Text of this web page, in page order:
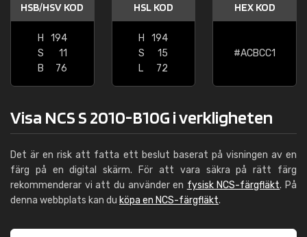
HSB/HSV KOD
H
194
S
11
B
76
HSL KOD
H
194
S
15
L
72
HEX KOD
#ACBCC1
Visa NCS S 2010-B10G i verkligheten
Det är en risk att fatta ett beslut baserat på visningen av en
färg på en digital skärm. För att vara säkra på rätt färg
rekommenderar vi att du använder en fysisk NCS-färgfläkt. På
denna webbplats kan du köpa en NCS-färgfläkt.